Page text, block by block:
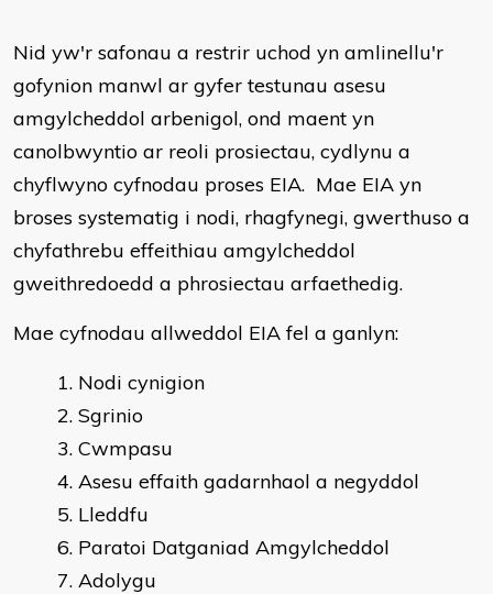
Nid yw'r safonau a restrir uchod yn amlinellu'r
gofynion manwl ar gyfer testunau asesu
amgylcheddol arbenigol, ond maent yn
canolbwyntio ar reoli prosiectau, cydlynu a
chyflwyno cyfnodau proses EIA. Mae EIA yn
broses systematig i nodi, rhagfynegi, gwerthuso a
chyfathrebu effeithiau amgylcheddol
gweithredoedd a phrosiectau arfaethedig.
Mae cyfnodau allweddol EIA fel a ganlyn:
Nodi cynigion
Sgrinio
Cwmpasu
Asesu effaith gadarnhaol a negyddol
Lleddfu
Paratoi Datganiad Amgylcheddol
Adolygu